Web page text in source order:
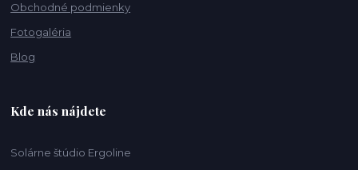
Obchodné podmienky
Fotogaléria
Blog
Kde nás nájdete
Solárne štúdio Ergoline